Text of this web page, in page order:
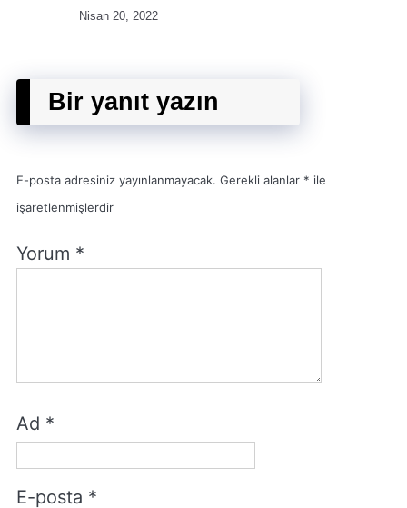
Nisan 20, 2022
Bir yanıt yazın
E-posta adresiniz yayınlanmayacak. Gerekli alanlar * ile
işaretlenmişlerdir
Yorum *
Ad *
E-posta *